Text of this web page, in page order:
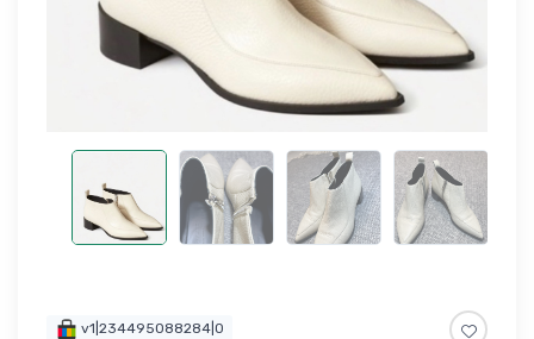
v1|234495088284|0